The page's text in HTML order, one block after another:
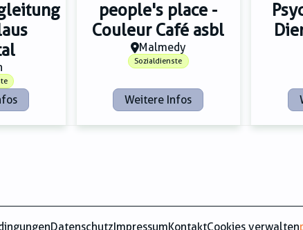
people's place -
Couleur Café asbl
Malmedy
Sozialdienste
Weitere Infos
DatenschutzImpressumKontaktCookies verwalten